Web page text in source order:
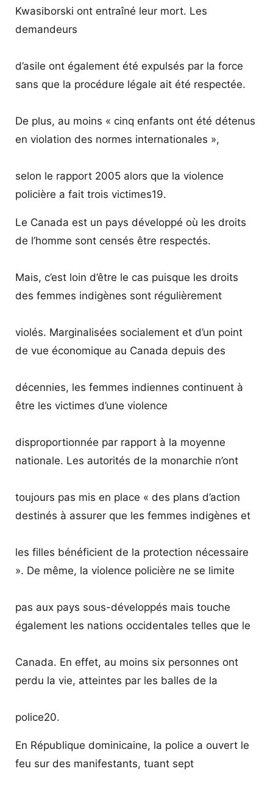
Kwasiborski ont entraîné leur mort. Les
demandeurs
d’asile ont également été expulsés par la force
sans que la procédure légale ait été respectée.
De plus, au moins « cinq enfants ont été détenus
en violation des normes internationales »,
selon le rapport 2005 alors que la violence
policière a fait trois victimes19.
Le Canada est un pays développé où les droits
de l’homme sont censés être respectés.
Mais, c’est loin d’être le cas puisque les droits
des femmes indigènes sont régulièrement
violés. Marginalisées socialement et d’un point
de vue économique au Canada depuis des
décennies, les femmes indiennes continuent à
être les victimes d’une violence
disproportionnée par rapport à la moyenne
nationale. Les autorités de la monarchie n’ont
toujours pas mis en place « des plans d’action
destinés à assurer que les femmes indigènes et
les filles bénéficient de la protection nécessaire
». De même, la violence policière ne se limite
pas aux pays sous-développés mais touche
également les nations occidentales telles que le
Canada. En effet, au moins six personnes ont
perdu la vie, atteintes par les balles de la
police20.
En République dominicaine, la police a ouvert le
feu sur des manifestants, tuant sept